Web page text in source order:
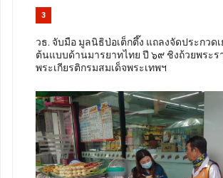
3
วธ. จับมือ มูลนิธิป่อเต็กตึ๊ง แถลงจัดประกวด
ต้นแบบด้านมารยาทไทย ปี ๖๙ ชิงถ้วยพระร
พระเกียรติกรมสมเด็จพระเทพฯ